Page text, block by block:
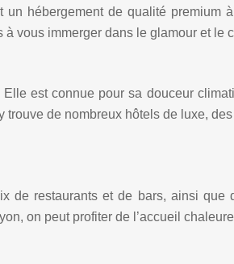
hébergement de qualité
vous immerger dans le glamour et le
est connue pour sa douceur
de nombreux hôtels de luxe,
de restaurants et de bars, ainsi
on peut profiter de l’accueil